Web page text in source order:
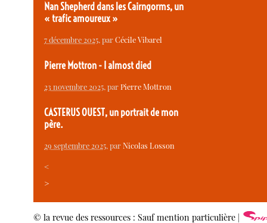
Nan Shepherd dans les Cairngorms, un
« trafic amoureux »
7 décembre 2025, parCécile Vibarel
Pierre Mottron - I almost died
23 novembre 2025, parPierre Mottron
CASTERUS OUEST, un portrait de mon
père.
29 septembre 2025, parNicolas Losson
<
>
© la revue des ressources : Sauf mention particulière |